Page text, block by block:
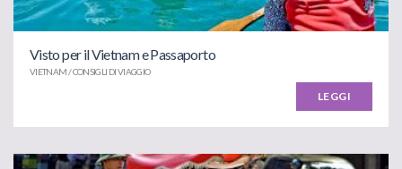
Visto per il Vietnam e Passaporto
VIETNAM / CONSIGLI DI VIAGGIO
LEGGI